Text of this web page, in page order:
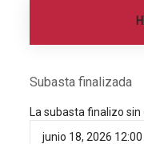
Subasta finalizada
La subasta finalizo sin
junio 18, 2026 12:00